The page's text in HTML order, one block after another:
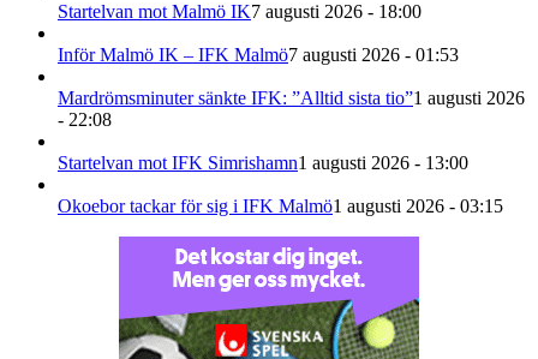
Startelvan mot Malmö IK7 augusti 2026 - 18:00
Inför Malmö IK – IFK Malmö7 augusti 2026 - 01:53
Mardrömsminuter sänkte IFK: ”Alltid sista tio”1 augusti 2026
- 22:08
Startelvan mot IFK Simrishamn1 augusti 2026 - 13:00
Okoebor tackar för sig i IFK Malmö1 augusti 2026 - 03:15